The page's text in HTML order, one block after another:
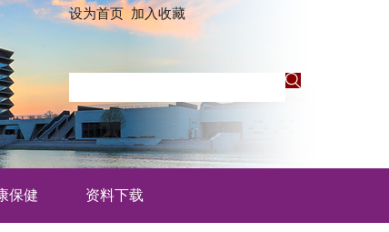
设为首页 加入收藏
保健 资料下载